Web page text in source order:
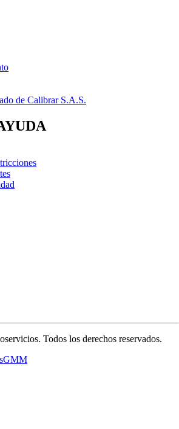
de Calibrar S.A.S.
Todos los derechos reservados.